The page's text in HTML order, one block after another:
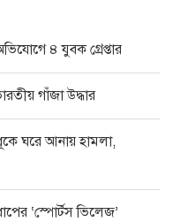
৪ যুবক গ্রেপ্তার
গাঁজা উদ্ধার
ঘরে আনায় হামলা,
‘স্পোর্টস ভিলেজ’